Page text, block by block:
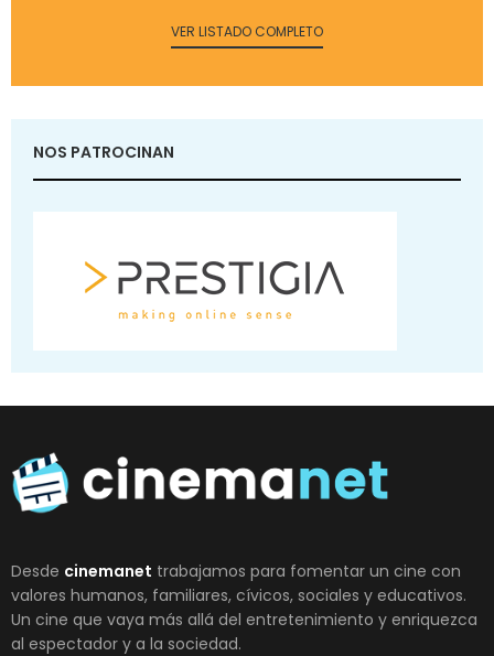
VER LISTADO COMPLETO
NOS PATROCINAN
Desde cinemanet trabajamos para fomentar un cine con
valores humanos, familiares, cívicos, sociales y educativos.
Un cine que vaya más allá del entretenimiento y enriquezca
al espectador y a la sociedad.